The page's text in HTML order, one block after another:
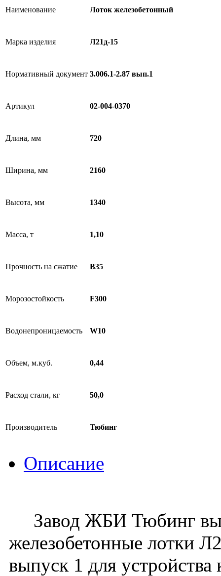
Наименование Лоток железобетонный
Марка изделия Л21д-15
Нормативный документ 3.006.1-2.87 вып.1
Артикул 02-004-0370
Длина, мм 720
Ширина, мм 2160
Высота, мм 1340
Масса, т 1,10
Прочность на сжатие B35
Морозостойкость F300
Водонепроницаемость W10
Объем, м.куб. 0,44
Расход стали, кг 50,0
Производитель Тюбинг
Описание
Завод ЖБИ Тюбинг
железобетонные лотки
выпуск 1 для устройства